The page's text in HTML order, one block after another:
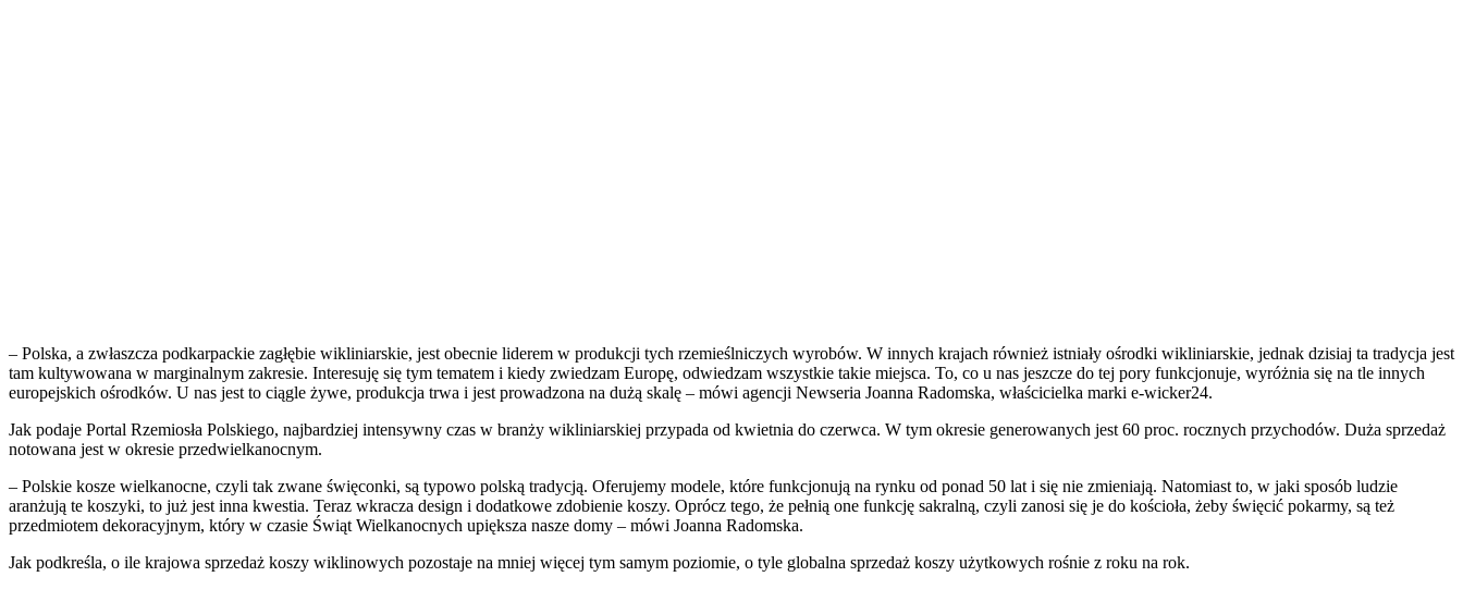
– Polska, a zwłaszcza podkarpackie zagłębie wikliniarskie, jest obecnie liderem w produkcji tych rzemieślniczych wyrobów. W innych krajach również istniały ośrodki wikliniarskie, jednak dzisiaj ta tradycja jest
tam kultywowana w marginalnym zakresie. Interesuję się tym tematem i kiedy zwiedzam Europę, odwiedzam wszystkie takie miejsca. To, co u nas jeszcze do tej pory funkcjonuje, wyróżnia się na tle innych
europejskich ośrodków. U nas jest to ciągle żywe, produkcja trwa i jest prowadzona na dużą skalę – mówi agencji Newseria Joanna Radomska, właścicielka marki e-wicker24.
Jak podaje Portal Rzemiosła Polskiego, najbardziej intensywny czas w branży wikliniarskiej przypada od kwietnia do czerwca. W tym okresie generowanych jest 60 proc. rocznych przychodów. Duża sprzedaż
notowana jest w okresie przedwielkanocnym.
– Polskie kosze wielkanocne, czyli tak zwane święconki, są typowo polską tradycją. Oferujemy modele, które funkcjonują na rynku od ponad 50 lat i się nie zmieniają. Natomiast to, w jaki sposób ludzie
aranżują te koszyki, to już jest inna kwestia. Teraz wkracza design i dodatkowe zdobienie koszy. Oprócz tego, że pełnią one funkcję sakralną, czyli zanosi się je do kościoła, żeby święcić pokarmy, są też
przedmiotem dekoracyjnym, który w czasie Świąt Wielkanocnych upiększa nasze domy – mówi Joanna Radomska.
Jak podkreśla, o ile krajowa sprzedaż koszy wiklinowych pozostaje na mniej więcej tym samym poziomie, o tyle globalna sprzedaż koszy użytkowych rośnie z roku na rok.